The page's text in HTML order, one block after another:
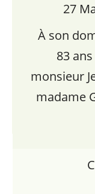
27
À son
83
monsieur
madame